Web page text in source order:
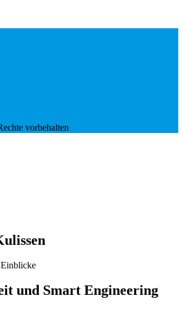
vorbehalten
und Smart Engineering